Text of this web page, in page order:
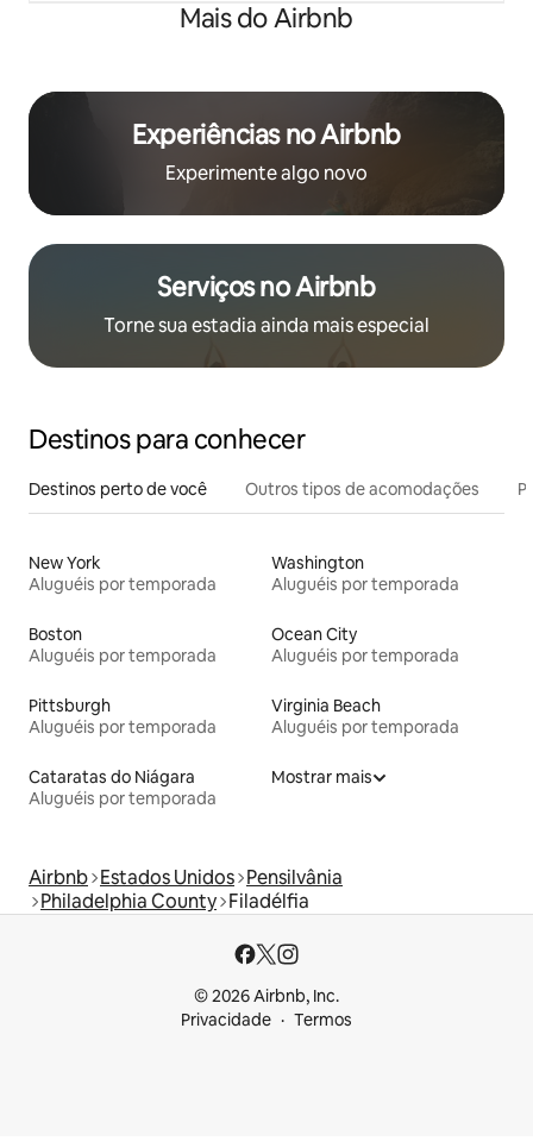
Mais do Airbnb
Experiências no Airbnb
Experimente algo novo
Serviços no Airbnb
Torne sua estadia ainda mais especial
Destinos para conhecer
Destinos perto de você Outros tipos de acomodações
New York
Aluguéis por temporada
Washington
Aluguéis por temporada
Boston
Aluguéis por temporada
Ocean City
Aluguéis por temporada
Pittsburgh
Aluguéis por temporada
Virginia Beach
Aluguéis por temporada
Cataratas do Niágara
Aluguéis por temporada
Mostrar mais
Airbnb Estados Unidos Pensilvânia
Philadelphia County Filadélfia
© 2026 Airbnb, Inc.
Privacidade
Termos